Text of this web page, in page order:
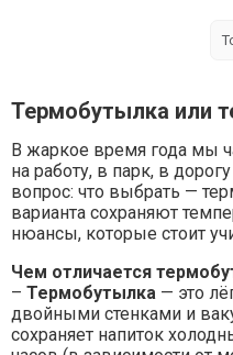
Термобутылка или
В жаркое время года мы
на работу, в парк, в
вопрос: что выбрать —
варианта сохраняют
нюансы, которые стоит
Чем отличается
– Термобутылка — это
двойными стенками и
сохраняет напиток